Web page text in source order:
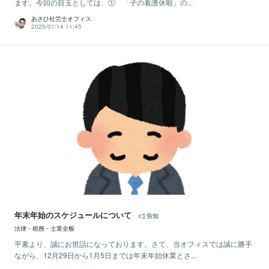
ます。今回の目玉としては、① 「子の看護休暇」の...
あさひ社労士オフィス
2025/01/14 11:45
年末年始のスケジュールについて
告知
法律・税務・士業全般
平素より、誠にお世話になっております。さて、当オフィスでは誠に勝手
ながら、12月29日から1月5日までは年末年始休業とさ...